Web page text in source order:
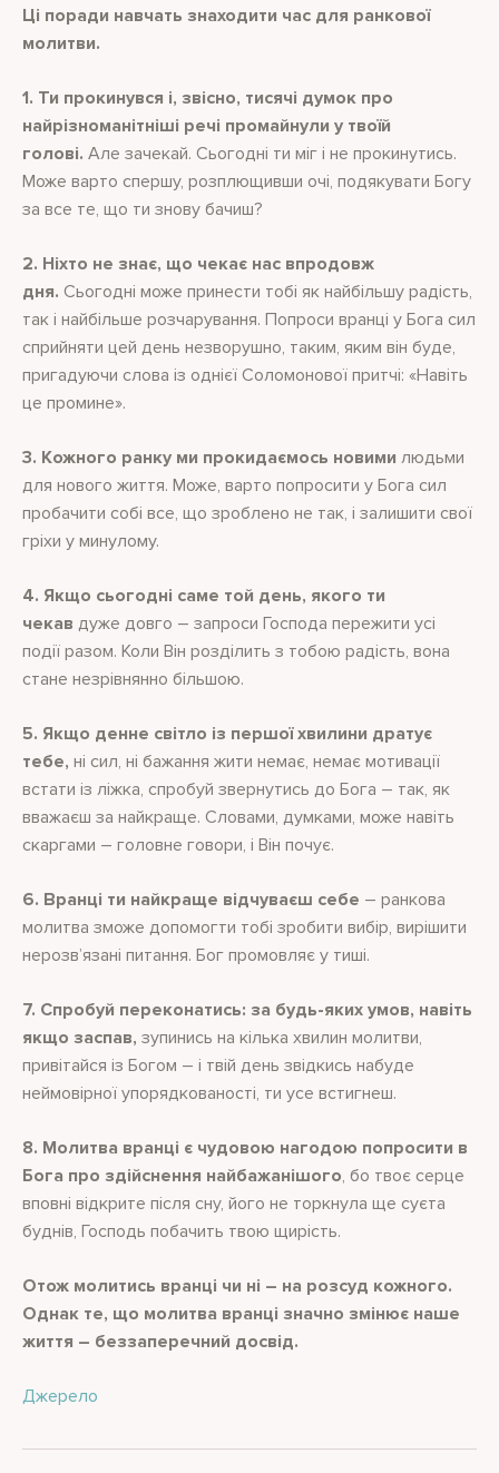
Ці поради навчать знаходити час для ранкової
молитви.
1. Ти прокинувся і, звісно, тисячі думок про
найрізноманітніші речі промайнули у твоїй
голові. Але зачекай. Сьогодні ти міг і не прокинутись.
Може варто спершу, розплющивши очі, подякувати Богу
за все те, що ти знову бачиш?
2. Ніхто не знає, що чекає нас впродовж
дня. Сьогодні може принести тобі як найбільшу радість,
так і найбільше розчарування. Попроси вранці у Бога сил
сприйняти цей день незворушно, таким, яким він буде,
пригадуючи слова із однієї Соломонової притчі: «Навіть
це промине».
3. Кожного ранку ми прокидаємось новими людьми
для нового життя. Може, варто попросити у Бога сил
пробачити собі все, що зроблено не так, і залишити свої
гріхи у минулому.
4. Якщо сьогодні саме той день, якого ти
чекав дуже довго – запроси Господа пережити усі
події разом. Коли Він розділить з тобою радість, вона
стане незрівнянно більшою.
5. Якщо денне світло із першої хвилини дратує
тебе, ні сил, ні бажання жити немає, немає мотивації
встати із ліжка, спробуй звернутись до Бога – так, як
вважаєш за найкраще. Словами, думками, може навіть
скаргами – головне говори, і Він почує.
6. Вранці ти найкраще відчуваєш себе – ранкова
молитва зможе допомогти тобі зробити вибір, вирішити
нерозв’язані питання. Бог промовляє у тиші.
7. Спробуй переконатись: за будь-яких умов, навіть
якщо заспав, зупинись на кілька хвилин молитви,
привітайся із Богом – і твій день звідкись набуде
неймовірної упорядкованості, ти усе встигнеш.
8. Молитва вранці є чудовою нагодою попросити в
Бога про здійснення найбажанішого, бо твоє серце
вповні відкрите після сну, його не торкнула ще суєта
буднів, Господь побачить твою щирість.
Отож молитись вранці чи ні – на розсуд кожного.
Однак те, що молитва вранці значно змінює наше
життя – беззаперечний досвід.
Джерело